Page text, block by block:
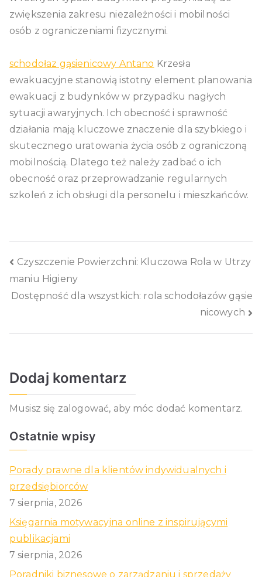
zwiększenia zakresu niezależności i mobilności
osób z ograniczeniami fizycznymi.
schodołaz gąsienicowy Antano Krzesła
ewakuacyjne stanowią istotny element planowania
ewakuacji z budynków w przypadku nagłych
sytuacji awaryjnych. Ich obecność i sprawność
działania mają kluczowe znaczenie dla szybkiego i
skutecznego uratowania życia osób z ograniczoną
mobilnością. Dlatego też należy zadbać o ich
obecność oraz przeprowadzanie regularnych
szkoleń z ich obsługi dla personelu i mieszkańców.
Nawigacja
wpisu
Czyszczenie Powierzchni: Kluczowa Rola w Utrzy
maniu Higieny
Dostępność dla wszystkich: rola schodołazów gąsie
nicowych
Dodaj komentarz
Musisz się zalogować, aby móc dodać komentarz.
Ostatnie wpisy
Porady prawne dla klientów indywidualnych i
przedsiębiorców
7 sierpnia, 2026
Księgarnia motywacyjna online z inspirującymi
publikacjami
7 sierpnia, 2026
Poradniki biznesowe o zarządzaniu i sprzedaży